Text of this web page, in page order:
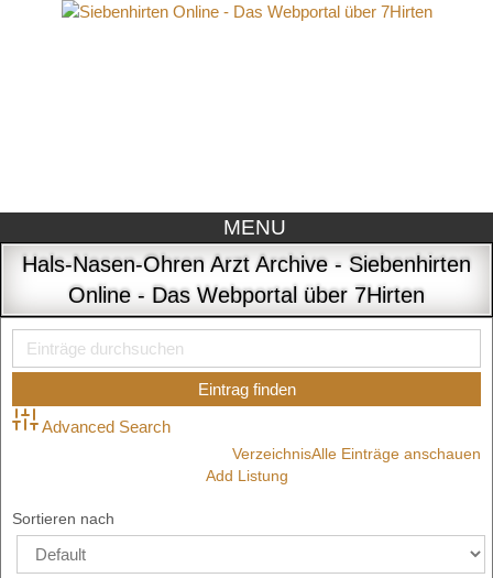
MENU
Hals-Nasen-Ohren Arzt Archive - Siebenhirten
Online - Das Webportal über 7Hirten
Advanced Search
VerzeichnisAlle Einträge anschauen
Add Listung
Sortieren nach